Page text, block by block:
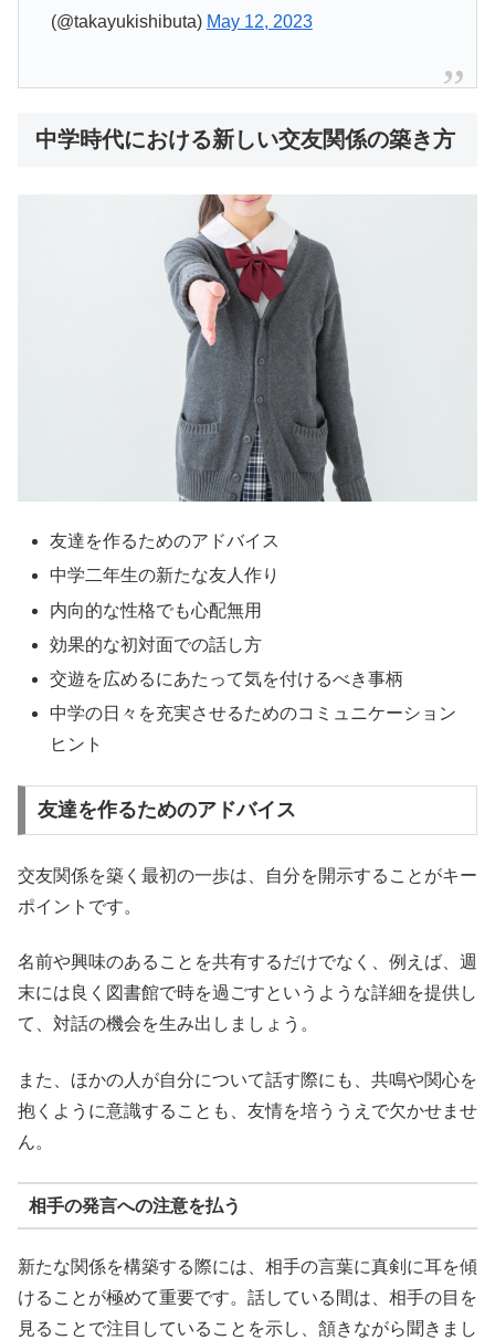
(@takayukishibuta) May 12, 2023
中学時代における新しい交友関係の築き方
友達を作るためのアドバイス
中学二年生の新たな友人作り
内向的な性格でも心配無用
効果的な初対面での話し方
交遊を広めるにあたって気を付けるべき事柄
中学の日々を充実させるためのコミュニケーション
ヒント
友達を作るためのアドバイス
交友関係を築く最初の一歩は、自分を開示することがキー
ポイントです。
名前や興味のあることを共有するだけでなく、例えば、週
末には良く図書館で時を過ごすというような詳細を提供し
て、対話の機会を生み出しましょう。
また、ほかの人が自分について話す際にも、共鳴や関心を
抱くように意識することも、友情を培ううえで欠かせませ
ん。
相手の発言への注意を払う
新たな関係を構築する際には、相手の言葉に真剣に耳を傾
けることが極めて重要です。話している間は、相手の目を
見ることで注目していることを示し、頷きながら聞きまし